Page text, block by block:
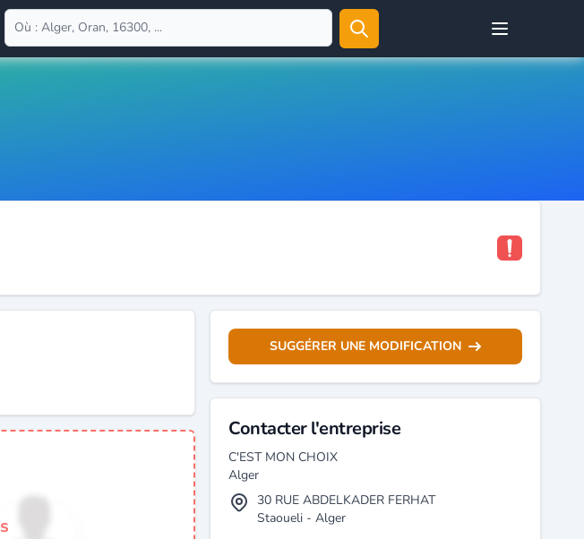
Open user menu
SUGGÉRER UNE MODIFICATION
Contacter l'entreprise
C'EST MON CHOIX
Alger
30 RUE ABDELKADER FERHAT
Staoueli - Alger